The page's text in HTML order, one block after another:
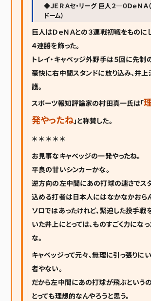
◆ＪＥＲＡセ・リーグ 巨人２―０ＤｅＮＡ
ドーム）
巨人はＤｅＮＡとの３連戦初戦をものに
４連勝を飾った。
トレイ・キャベッジ外野手は５回に先制
豪快に右中間スタンドに放り込み、井
護。
スポーツ報知評論家の村田真一氏は「
発やったね」と称賛した。
＊ ＊ ＊ ＊ ＊
お見事なキャベッジの一発やったね。
平良の甘いシンカーかな。
逆方向の左中間にあの打球の速さでス
込める打者は日本人にはなかなかおら
ソロではあったけれど、緊迫した投手戦
いた井上にとっては、ものすごく力にな
な。
キャベッジって元々、無理に引っ張りに
者やない。
だから左中間にあの打球が飛ぶという
とっても理想的なんやろうと思う。